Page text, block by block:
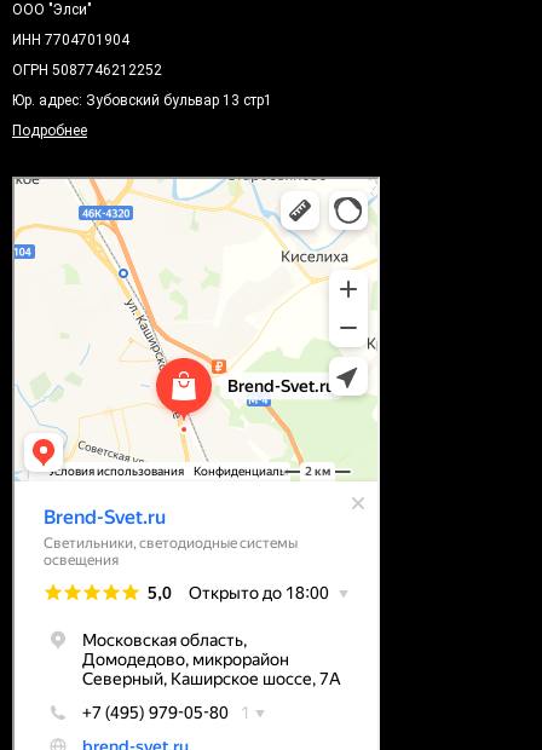
ООО "Элси"
ИНН 7704701904
ОГРН 5087746212252
Юр. адрес: Зубовский бульвар 13 стр1
Подробнее